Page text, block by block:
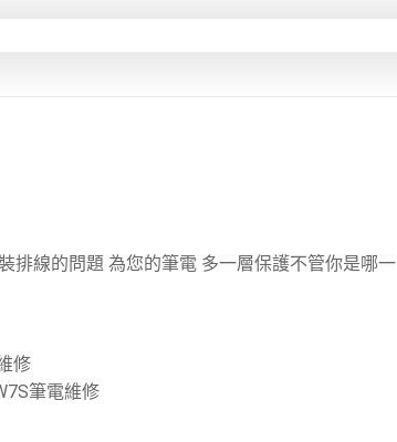
排線的問題 為您的筆電 多一層保護不管你是哪一
修
筆電維修